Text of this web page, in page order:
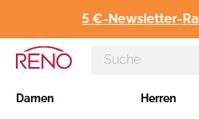
5 €-Newsletter-
Damen Herren